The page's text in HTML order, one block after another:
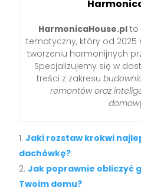
HarmonicaHouse.plto
tematyczny, który od 2025
tworzeniu harmonijnych
Specjalizujemy się w
treści z zakresu
remontów oraz
Jaki rozstaw krokwi
dachówkę?
Jak poprawnie obliczyć
Twoim domu?